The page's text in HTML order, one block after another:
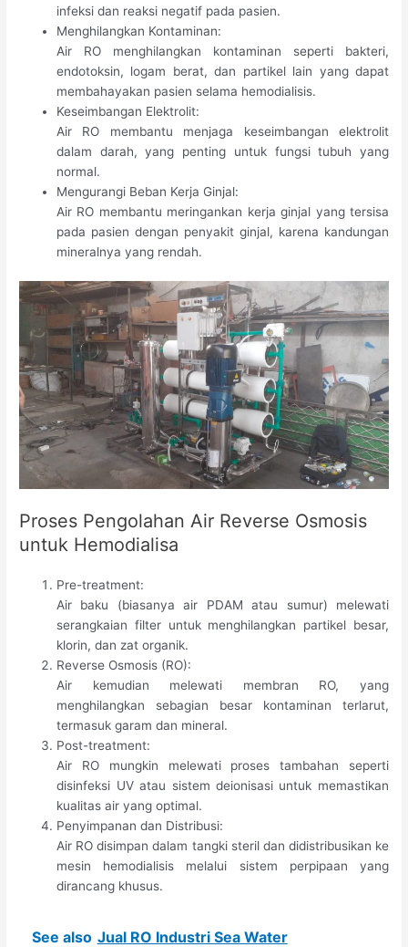
infeksi dan reaksi negatif pada pasien.
Menghilangkan Kontaminan:
Air RO menghilangkan kontaminan seperti bakteri,
endotoksin, logam berat, dan partikel lain yang dapat
membahayakan pasien selama hemodialisis.
Keseimbangan Elektrolit:
Air RO membantu menjaga keseimbangan elektrolit
dalam darah, yang penting untuk fungsi tubuh yang
normal.
Mengurangi Beban Kerja Ginjal:
Air RO membantu meringankan kerja ginjal yang tersisa
pada pasien dengan penyakit ginjal, karena kandungan
mineralnya yang rendah.
Proses Pengolahan Air Reverse Osmosis
untuk Hemodialisa
Pre-treatment:
Air baku (biasanya air PDAM atau sumur) melewati
serangkaian filter untuk menghilangkan partikel besar,
klorin, dan zat organik.
Reverse Osmosis (RO):
Air kemudian melewati membran RO, yang
menghilangkan sebagian besar kontaminan terlarut,
termasuk garam dan mineral.
Post-treatment:
Air RO mungkin melewati proses tambahan seperti
disinfeksi UV atau sistem deionisasi untuk memastikan
kualitas air yang optimal.
Penyimpanan dan Distribusi:
Air RO disimpan dalam tangki steril dan didistribusikan ke
mesin hemodialisis melalui sistem perpipaan yang
dirancang khusus.
See also Jual RO Industri Sea Water